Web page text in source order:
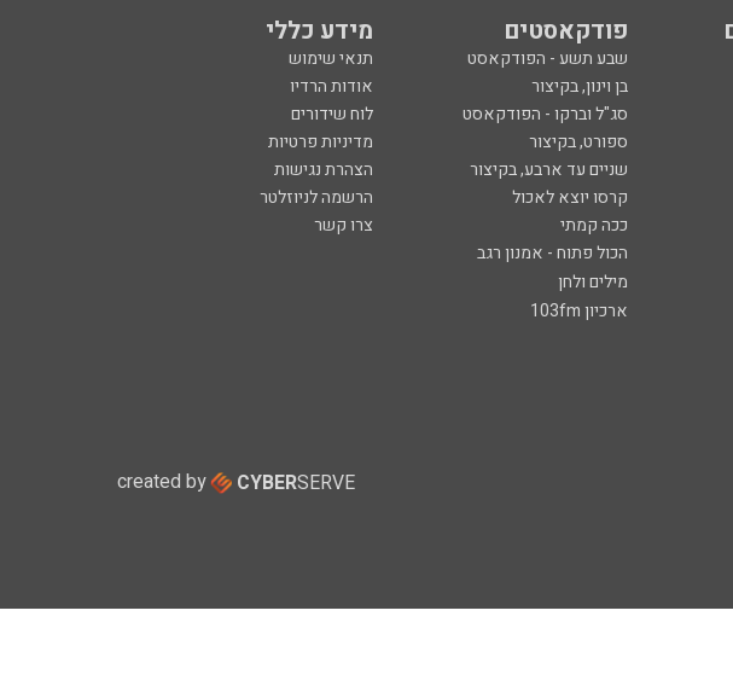
פודקאסטים מידע כללי
שבע תשע - הפודקאסט
תנאי שימוש
בן וינון, בקיצור
אודות הרדיו
סג"ל וברקו - הפודקאסט
לוח שידורים
ספורט, בקיצור
מדיניות פרטיות
שניים עד ארבע, בקיצור
הצהרת נגישות
קרסו יוצא לאכול
הרשמה לניוזלטר
ככה קמתי
צרו קשר
הכול פתוח - אמנון רגב
מילים ולחן
ארכיון 103fm
created by CYBERSERVE